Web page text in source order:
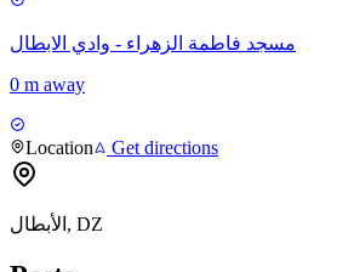
مسجد فاطمة الزهراء - وادي الابطال
0 m away
Location Get directions
الأبطال, DZ